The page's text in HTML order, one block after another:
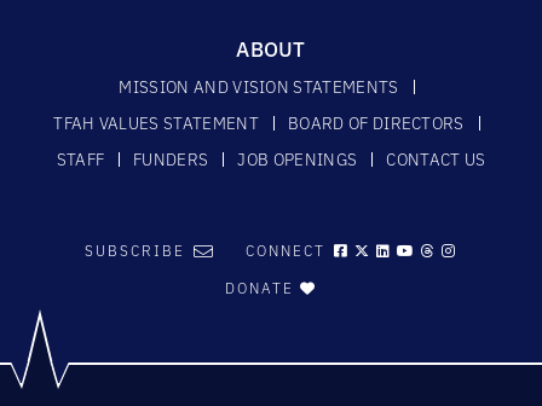
ABOUT
MISSION AND VISION STATEMENTS
TFAH VALUES STATEMENT
BOARD OF DIRECTORS
STAFF
FUNDERS JOB OPENINGS CONTACT US
SUBSCRIBE CONNECT
DONATE